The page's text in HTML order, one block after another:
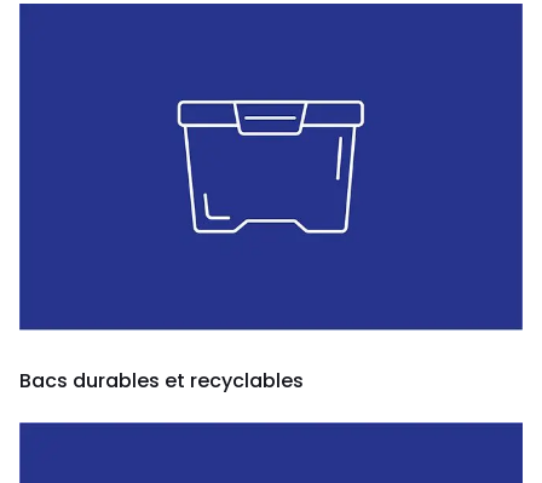
Bacs durables et recyclables